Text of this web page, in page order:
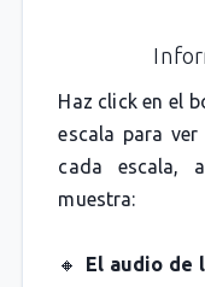
Haz click en el
escala para
cada escala,
muestra:
🔸 El audio de